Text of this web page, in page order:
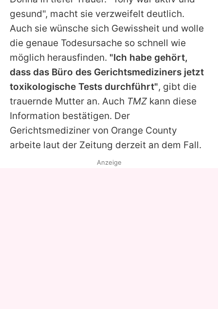
gesund", macht sie verzweifelt deutlich.
Auch sie wünsche sich Gewissheit und wolle
die genaue Todesursache so schnell wie
möglich herausfinden. "Ich habe gehört,
dass das Büro des Gerichtsmediziners jetzt
toxikologische Tests durchführt", gibt die
trauernde Mutter an. Auch TMZ kann diese
Information bestätigen. Der
Gerichtsmediziner von Orange County
arbeite laut der Zeitung derzeit an dem Fall.
Anzeige